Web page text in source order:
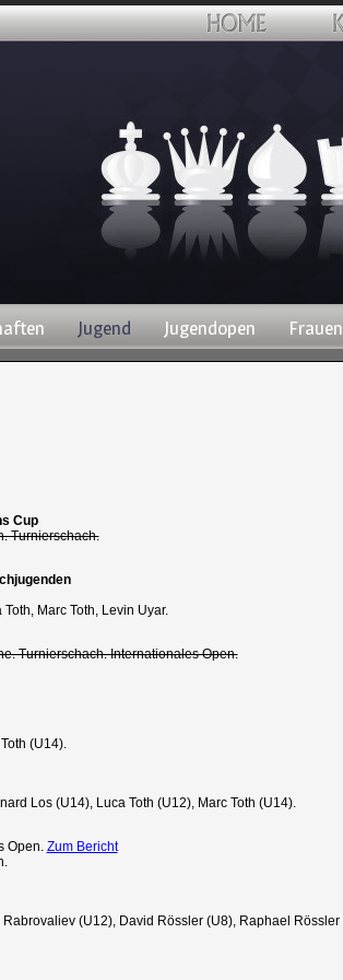
Jugend Jugendopen Frauen
Cup
Turnierschach.
Marc Toth, Levin Uyar.
Turnierschach. Internationales Open.
(U14).
Los (U14), Luca Toth (U12), Marc Toth (U14).
Open. Zum Bericht
(U12), David Rössler (U8), Raphael Rössler